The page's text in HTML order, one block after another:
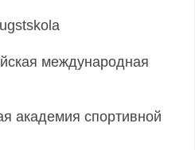
международная
академия спортивной